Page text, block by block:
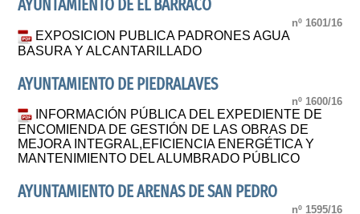
AYUNTAMIENTO DE EL BARRACO
nº 1601/16
EXPOSICION PUBLICA PADRONES AGUA
BASURA Y ALCANTARILLADO
AYUNTAMIENTO DE PIEDRALAVES
nº 1600/16
INFORMACIÓN PÚBLICA DEL EXPEDIENTE DE
ENCOMIENDA DE GESTIÓN DE LAS OBRAS DE
MEJORA INTEGRAL,EFICIENCIA ENERGÉTICA Y
MANTENIMIENTO DEL ALUMBRADO PÚBLICO
AYUNTAMIENTO DE ARENAS DE SAN PEDRO
nº 1595/16